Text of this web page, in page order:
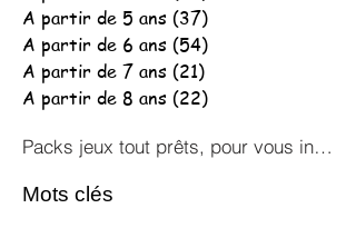
A partir de 5 ans (37)
A partir de 6 ans (54)
A partir de 7 ans (21)
A partir de 8 ans (22)
Packs jeux tout prêts, pour vous inspirer !
Mots clés